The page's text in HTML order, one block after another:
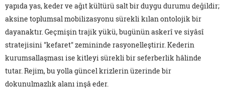
yapıda yas, keder ve ağıt kültürü salt bir duygu durumu değildir;
aksine toplumsal mobilizasyonu sürekli kılan ontolojik bir
dayanaktır. Geçmişin trajik yükü, bugünün askerî ve siyâsî
stratejisini "kefaret" zemininde rasyonelleştirir. Kederin
kurumsallaşması ise kitleyi sürekli bir seferberlik hâlinde
tutar. Rejim, bu yolla güncel krizlerin üzerinde bir
dokunulmazlık alanı inşâ eder.